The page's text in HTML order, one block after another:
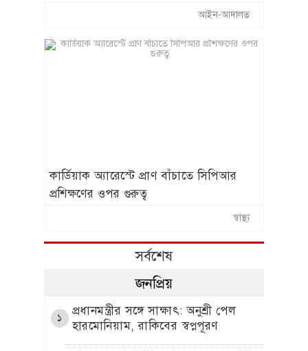
আইন-আদালত
কার্ডিয়াক অ্যারেস্টে প্রাণ বাঁচাতে সিপিআর
প্রশিক্ষণের ওপর গুরুত্ব
স্বাস্থ্য
সর্বশেষ
জনপ্রিয়
১
প্রধানমন্ত্রীর সঙ্গে সাক্ষাৎ: অনুশ্রী পেল
হারমোনিয়াম, রাকিবের স্বপ্নপূরণ